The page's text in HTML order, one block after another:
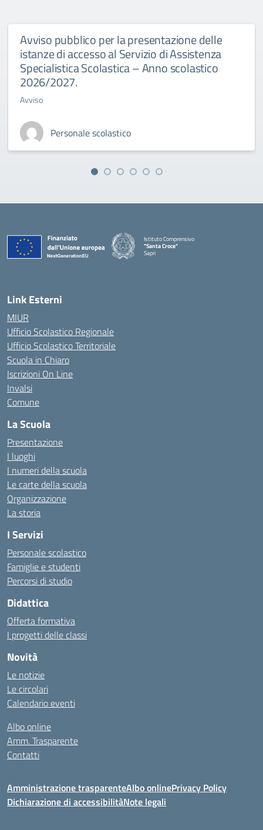
Avviso pubblico per la presentazione delle
istanze di accesso al Servizio di Assistenza
Specialistica Scolastica – Anno scolastico
2026/2027.
Avviso
Personale scolastico
Istituto Comprensivo
"Santa Croce"
Sapri
— Visita la pagina iniziale della scuola
Link Esterni
MIUR
Ufficio Scolastico Regionale
Ufficio Scolastico Territoriale
Scuola in Chiaro
Iscrizioni On Line
Invalsi
Comune
La Scuola
Presentazione
I luoghi
I numeri della scuola
Le carte della scuola
Organizzazione
La storia
I Servizi
Personale scolastico
Famiglie e studenti
Percorsi di studio
Didattica
Offerta formativa
I progetti delle classi
Novità
Le notizie
Le circolari
Calendario eventi
Albo online
Amm. Trasparente
Contatti
Amministrazione trasparenteAlbo onlinePrivacy Policy
Dichiarazione di accessibilitàNote legali